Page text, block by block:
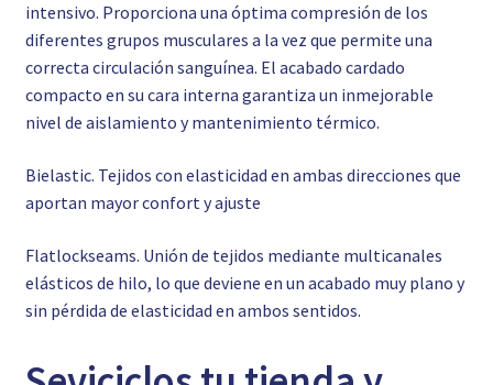
intensivo. Proporciona una óptima compresión de los
diferentes grupos musculares a la vez que permite una
correcta circulación sanguínea. El acabado cardado
compacto en su cara interna garantiza un inmejorable
nivel de aislamiento y mantenimiento térmico.
Bielastic. Tejidos con elasticidad en ambas direcciones que
aportan mayor confort y ajuste
Flatlockseams. Unión de tejidos mediante multicanales
elásticos de hilo, lo que deviene en un acabado muy plano y
sin pérdida de elasticidad en ambos sentidos.